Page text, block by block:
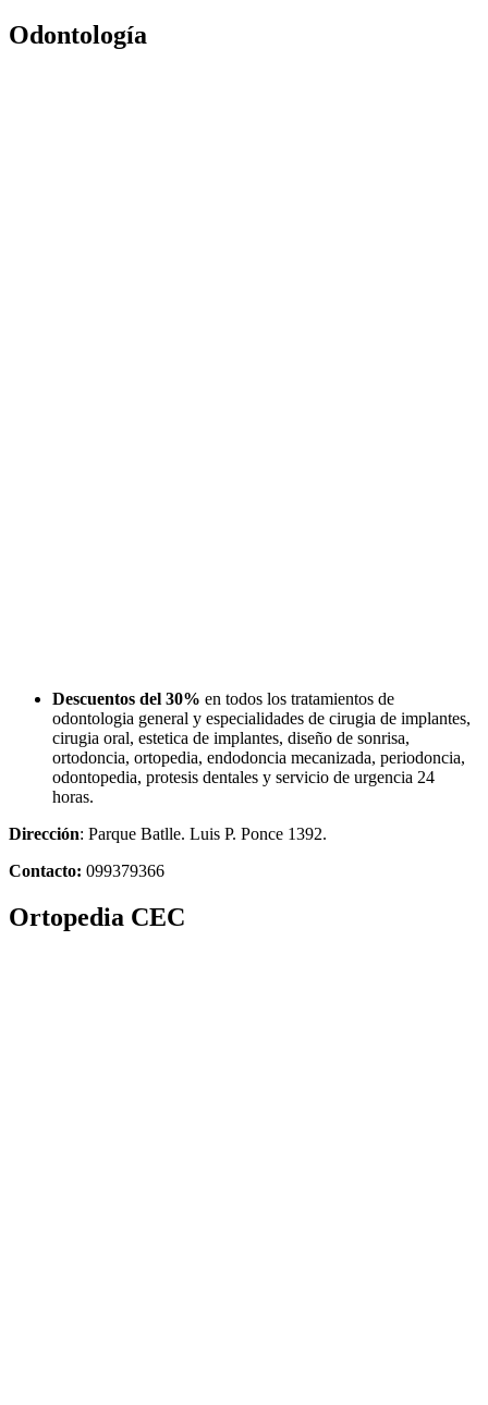
Odontología
Descuentos del 30% en todos los tratamientos de
odontologia general y especialidades de cirugia de implantes,
cirugia oral, estetica de implantes, diseño de sonrisa,
ortodoncia, ortopedia, endodoncia mecanizada, periodoncia,
odontopedia, protesis dentales y servicio de urgencia 24
horas.
Dirección: Parque Batlle. Luis P. Ponce 1392.
Contacto: 099379366
Ortopedia CEC